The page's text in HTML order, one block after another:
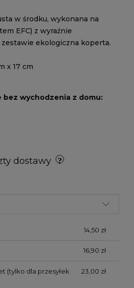
w środku, wykonana na
EFC) z wyraźnie
ekologiczna koperta.
x 17 cm
bez wychodzenia z domu:
dostawy
14,50 zł
16,90 zł
(tylko dla przesyłek
23,00 zł